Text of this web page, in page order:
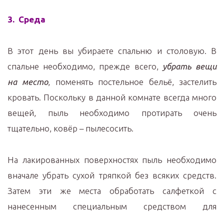
3. Среда
В этот день вы убираете спальню и столовую. В
спальне необходимо, прежде всего, убрать вещи
на место, поменять постельное бельё, застелить
кровать. Поскольку в данной комнате всегда много
вещей, пыль необходимо протирать очень
тщательно, ковёр – пылесосить.
На лакированных поверхностях пыль необходимо
вначале убрать сухой тряпкой без всяких средств.
Затем эти же места обработать салфеткой с
нанесенным специальным средством для